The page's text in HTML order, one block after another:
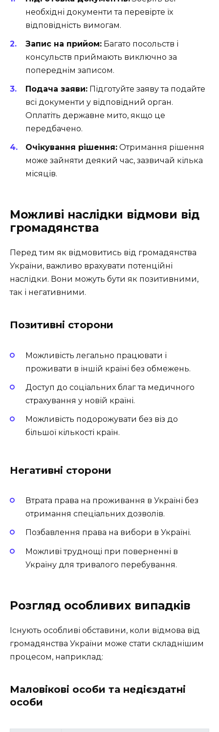
необхідні документи та перевірте їх
відповідність вимогам.
Запис на прийом: Багато посольств і
консульств приймають виключно за
попереднім записом.
Подача заяви: Підготуйте заяву та подайте
всі документи у відповідний орган.
Оплатіть державне мито, якщо це
передбачено.
Очікування рішення: Отримання рішення
може зайняти деякий час, зазвичай кілька
місяців.
Можливі наслідки відмови від
громадянства
Перед тим як відмовитись від громадянства
України, важливо врахувати потенційні
наслідки. Вони можуть бути як позитивними,
так і негативними.
Позитивні сторони
Можливість легально працювати і
проживати в іншій країні без обмежень.
Доступ до соціальних благ та медичного
страхування у новій країні.
Можливість подорожувати без віз до
більшої кількості країн.
Негативні сторони
Втрата права на проживання в Україні без
отримання спеціальних дозволів.
Позбавлення права на вибори в Україні.
Можливі труднощі при поверненні в
Україну для тривалого перебування.
Розгляд особливих випадків
Існують особливі обставини, коли відмова від
громадянства України може стати складнішим
процесом, наприклад:
Маловікові особи та недієздатні
особи